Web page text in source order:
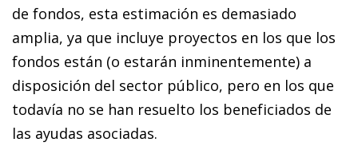
de fondos, esta estimación es demasiado
amplia, ya que incluye proyectos en los que los
fondos están (o estarán inminentemente) a
disposición del sector público, pero en los que
todavía no se han resuelto los beneficiados de
las ayudas asociadas.